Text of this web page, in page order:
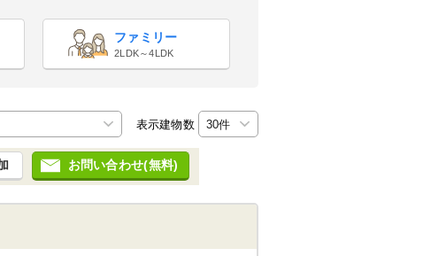
ファミリー
2LDK～4LDK
表示建物数
お問い合わせ(無料)